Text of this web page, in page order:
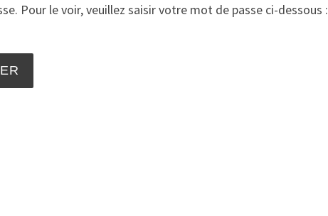
Pour le voir, veuillez saisir votre mot de passe ci-dessous :